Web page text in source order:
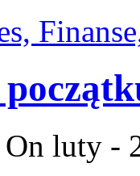
On luty -